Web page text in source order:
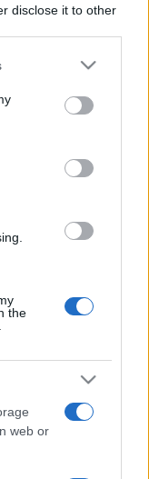
disclose it to other
or more Google
You may click to
party tags to
in below Google
the
web or
függetlenek
a Magyar
társulat és
részesül az
meg is
Dóra
előadói
meg a közönség